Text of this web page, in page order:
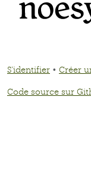
S'identifier • Créer
Code source sur